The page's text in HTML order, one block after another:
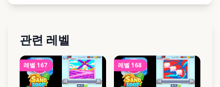
관련 레벨
레벨 167 레벨 168